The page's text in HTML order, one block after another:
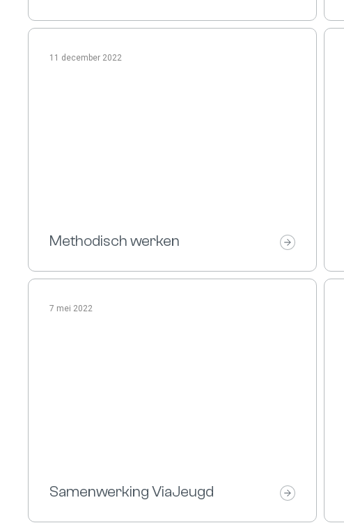
11 december 2022
Methodisch werken
7 mei 2022
Samenwerking ViaJeugd